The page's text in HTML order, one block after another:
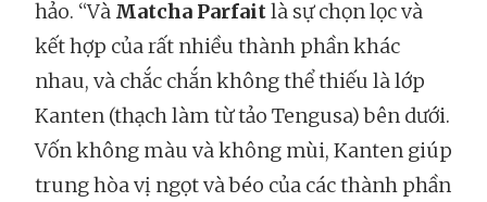
hảo. “Và Matcha Parfaitlà sự chọn lọc và
kết hợp của rất nhiều thành phần khác
nhau, và chắc chắn không thể thiếu là lớp
Kanten (thạch làm từ tảo Tengusa) bên dưới.
Vốn không màu và không mùi, Kanten giúp
trung hòa vị ngọt và béo của các thành phần